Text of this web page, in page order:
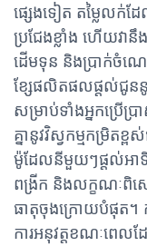
ផ្សេងទៀត តម្លៃលក់ដ
ប្រជែងខ្លាំង ហើយវា
ដើមទុន និងប្រាក់ចំ
ខ្សែផលិតផលផ្តល់ជូននូ
សម្រាប់ទាំងអ្នកប្រើ
គ្នានូវវិស្វកម្មកម្រិត
ម៉ូដែលនីមួយៗផ្តល់អា
ពង្រីក និងលក្ខណៈពិ
ធាតុចុងក្រោយបំផុត។ ក
ការអនុវត្តខណៈពេល